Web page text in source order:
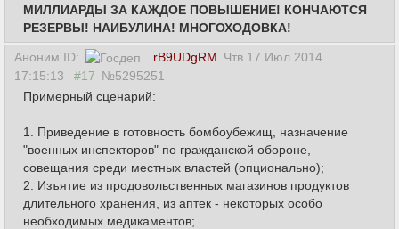
МИЛЛИАРДЫ ЗА КАЖДОЕ ПОВЫШЕНИЕ! КОНЧАЮТСЯ
РЕЗЕРВЫ! НАИБУЛИНА! МНОГОХОДОВКА!
Аноним ID: rB9UDgRM Чтв 17 Июл 2014
17:15:13
#17 №5295251
Примерный сценарий:
1. Приведение в готовность бомбоубежищ, назначение
"военных инспекторов" по гражданской обороне,
совещания среди местных властей (опционально);
2. Изъятие из продовольственных магазинов продуктов
длительного хранения, из аптек - некоторых особо
необходимых медикаментов;